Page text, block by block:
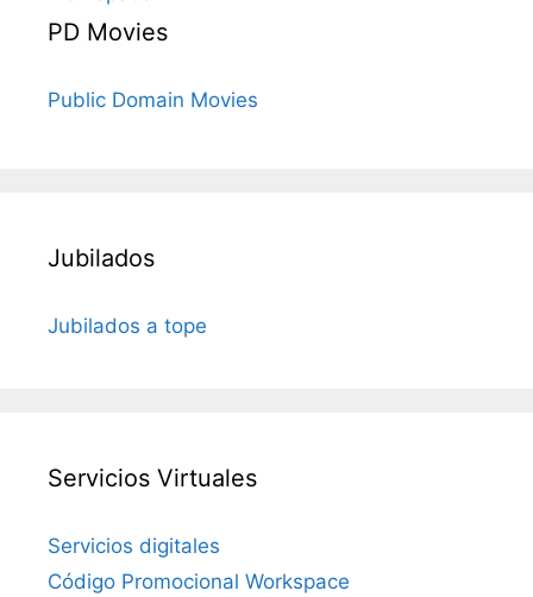
PD Movies
Public Domain Movies
Jubilados
Jubilados a tope
Servicios Virtuales
Servicios digitales
Código Promocional Workspace